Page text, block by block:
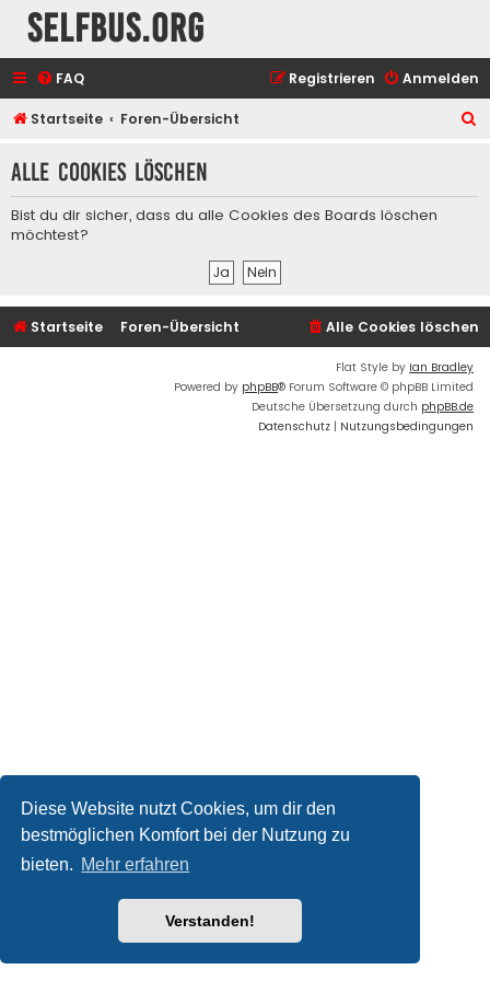
Diese Website nutzt Cookies, um dir den
bestmöglichen Komfort bei der Nutzung zu
bieten. Mehr erfahren
Verstanden!
selfbus.org
FAQ Anmelden
Registrieren
Startseite Foren-Übersicht
h
Alle Cookies löschen
Bist du dir sicher, dass du alle Cookies des Boards löschen
möchtest?
Startseite Foren-Übersicht Alle Cookies löschen
Flat Style by Ian Bradley
Powered by phpBB® Forum Software © phpBB Limited
Deutsche Übersetzung durch phpBB.de
Datenschutz | Nutzungsbedingungen